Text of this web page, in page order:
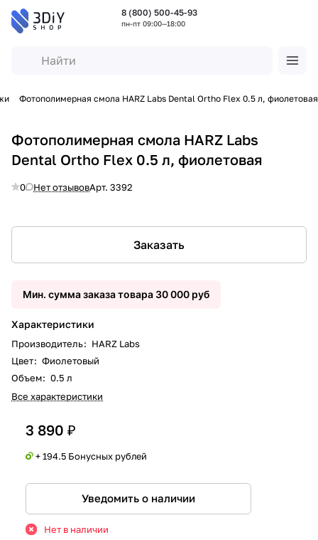
8 (800) 500-45-93
пн-пт 09:00—18:00
Фотополимерная смола HARZ Labs Dental Ortho Flex 0.5 л, фиолетовая
Фотополимерная смола HARZ Labs
Dental Ortho Flex 0.5 л, фиолетовая
0 Нет отзывовАрт. 3392
Заказать
Мин. сумма заказа товара 30 000 руб
Характеристики
Производитель: HARZ Labs
Цвет: Фиолетовый
Объем: 0.5 л
Все характеристики
3 890 ₽
+ 194.5 Бонусных рублей
Уведомить о наличии
Нет в наличии